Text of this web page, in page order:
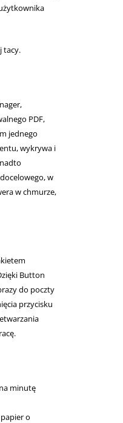
tacy.
PDF,
jednego
wykrywa i
w
w chmurze,
Button
do poczty
przycisku
minutę
o